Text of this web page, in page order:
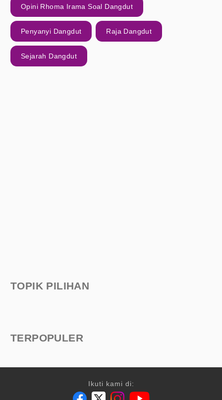
Opini Rhoma Irama Soal Dangdut
Penyanyi Dangdut Raja Dangdut
Sejarah Dangdut
TOPIK PILIHAN
TERPOPULER
Ikuti kami di: